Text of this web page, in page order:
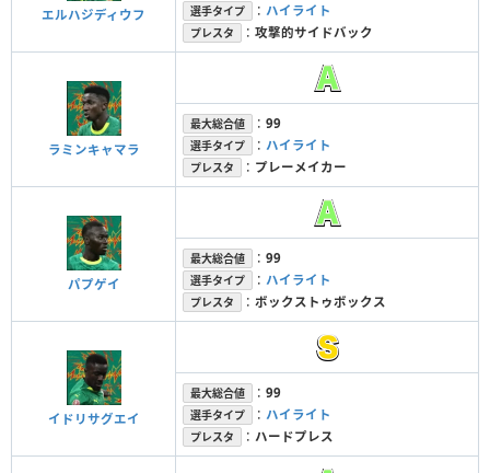
エルハジディウフ 選手タイプ ： ハイライト
プレスタ ： 攻撃的サイドバック
ラミンキャマラ
最大総合値 ： 99
選手タイプ ： ハイライト
プレスタ ： プレーメイカー
パプゲイ
最大総合値 ： 99
選手タイプ ： ハイライト
プレスタ ： ボックストゥボックス
イドリサグエイ
最大総合値 ： 99
選手タイプ ： ハイライト
プレスタ ： ハードプレス